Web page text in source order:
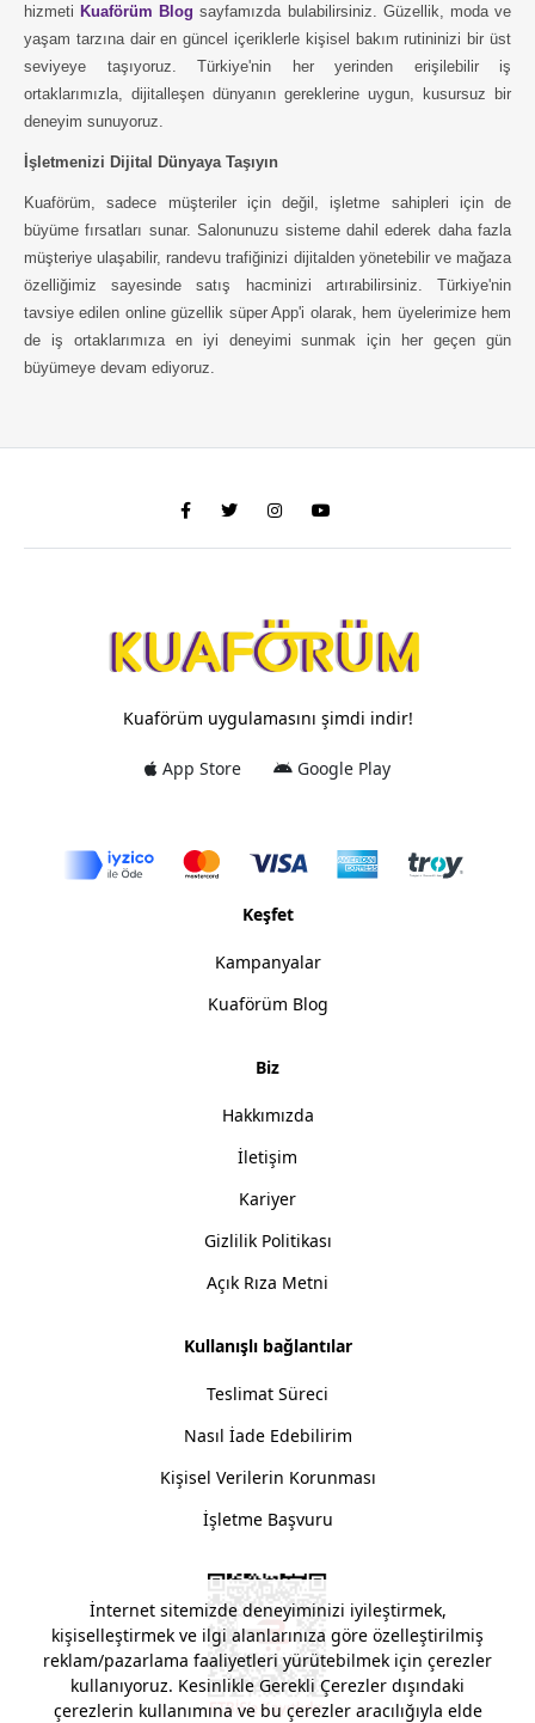
hizmetiKuaförüm Blog sayfamızda bulabilirsiniz. Güzellik, moda ve
yaşam tarzına dair en güncel içeriklerle kişisel bakım rutininizi bir üst
seviyeye taşıyoruz. Türkiye'nin her yerinden erişilebilir iş
ortaklarımızla, dijitalleşen dünyanın gereklerine uygun, kusursuz bir
deneyim sunuyoruz.
İşletmenizi Dijital Dünyaya Taşıyın
Kuaförüm, sadece müşteriler için değil, işletme sahipleri için de
büyüme fırsatları sunar. Salonunuzu sisteme dahil ederek daha fazla
müşteriye ulaşabilir, randevu trafiğinizi dijitalden yönetebilir ve mağaza
özelliğimiz sayesinde satış hacminizi artırabilirsiniz. Türkiye'nin
tavsiye edilen online güzellik süper App'i olarak, hem üyelerimize hem
de iş ortaklarımıza en iyi deneyimi sunmak için her geçen gün
büyümeye devam ediyoruz.
Kuaförüm uygulamasını şimdi indir!
App Store Google Play
Keşfet
Kampanyalar
Kuaförüm Blog
Biz
Hakkımızda
İletişim
Kariyer
Gizlilik Politikası
Açık Rıza Metni
Kullanışlı bağlantılar
Teslimat Süreci
Nasıl İade Edebilirim
Kişisel Verilerin Korunması
İşletme Başvuru
İnternet sitemizde deneyiminizi iyileştirmek,
kişiselleştirmek ve ilgi alanlarınıza göre özelleştirilmiş
reklam/pazarlama faaliyetleri yürütebilmek için çerezler
kullanıyoruz. Kesinlikle Gerekli Çerezler dışındaki
çerezlerin kullanımına ve bu çerezler aracılığıyla elde